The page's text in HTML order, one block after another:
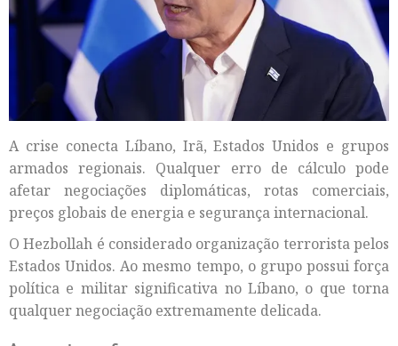
A crise conecta Líbano, Irã, Estados Unidos e grupos
armados regionais. Qualquer erro de cálculo pode
afetar negociações diplomáticas, rotas comerciais,
preços globais de energia e segurança internacional.
O Hezbollah é considerado organização terrorista pelos
Estados Unidos. Ao mesmo tempo, o grupo possui força
política e militar significativa no Líbano, o que torna
qualquer negociação extremamente delicada.